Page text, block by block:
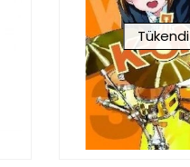
Tükendi